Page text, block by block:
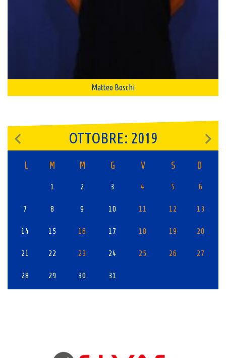
Matteo Boschi
OTTOBRE: 2019
L M M G V S D
1 2 3 4 5 6
7 8 9 10 11 12 13
14 15 16 17 18 19 20
21 22 23 24 25 26 27
28 29 30 31